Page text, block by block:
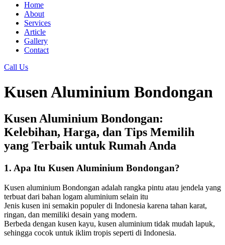
Home
About
Services
Article
Gallery
Contact
Call Us
Kusen Aluminium Bondongan
Kusen Aluminium Bondongan:
Kelebihan, Harga, dan Tips Memilih
yang Terbaik untuk Rumah Anda
1. Apa Itu Kusen Aluminium Bondongan?
Kusen aluminium Bondongan adalah rangka pintu atau jendela yang
terbuat dari bahan logam aluminium selain itu
Jenis kusen ini semakin populer di Indonesia karena tahan karat,
ringan, dan memiliki desain yang modern.
Berbeda dengan kusen kayu, kusen aluminium tidak mudah lapuk,
sehingga cocok untuk iklim tropis seperti di Indonesia.